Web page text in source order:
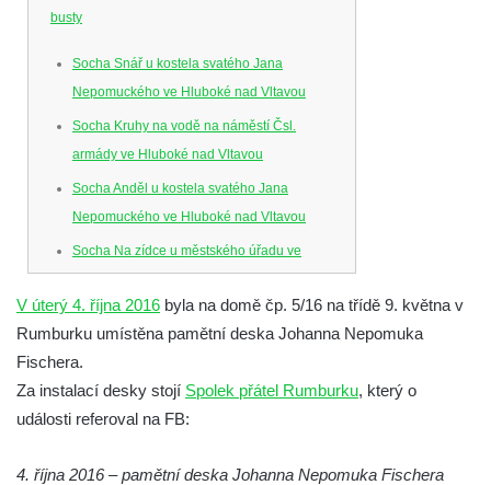
busty
Socha Snář u kostela svatého Jana
Nepomuckého ve Hluboké nad Vltavou
Socha Kruhy na vodě na náměstí Čsl.
armády ve Hluboké nad Vltavou
Socha Anděl u kostela svatého Jana
Nepomuckého ve Hluboké nad Vltavou
Socha Na zídce u městského úřadu ve
Hluboké nad Vltavou
Socha Posel na břehu Munického rybníka
ve Hluboké nad Vltavou
Munickým rybníkem ve Hluboké nad
Socha Memento na kruhovém objezdu ve
V úterý 4. října 2016 byla na domě čp. 5/16 na třídě 9. května v
Rumburku umístěna pamětní deska Johanna Nepomuka
Fischera.
Za instalací desky stojí Spolek přátel Rumburku, který o
události referoval na FB:
4. října 2016 – pamětní deska Johanna Nepomuka Fischera